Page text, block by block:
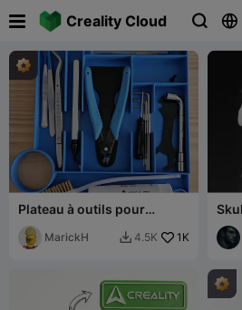
Creality Cloud  
Plateau à outils pour
Creality K1/ K1C/ K1SE
MarickH  4.5K 1K